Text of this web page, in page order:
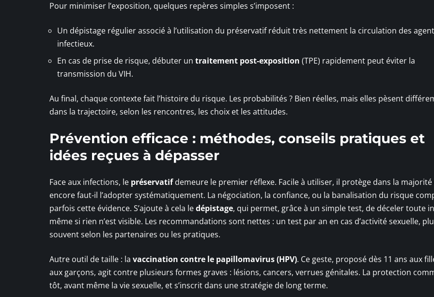
Pour minimiser l’exposition, quelques repères simples s’imposent :
Un dépistage régulier associé à l’utilisation du préservatif réduit très nettement la circulation des
infectieux.
En cas de prise de risque, débuter un traitement post-exposition (TPE) rapidement peut éviter la
transmission du VIH.
Au final, chaque contexte fait l’histoire du risque. Les probabilités ? Bien réelles, mais elles pèsent
dans la trajectoire, selon les rencontres, les choix et les attitudes.
Prévention efficace : méthodes, conseils pratiques et
idées reçues à dépasser
Face aux infections, le préservatifdemeure le premier réflexe. Facile à utiliser, il protège dans la majorité
encore faut-il l’adopter systématiquement. La négociation, la confiance, ou la banalisation du risque
parfois cette évidence. S’ajoute à cela ledépistage, qui permet, grâce à un simple test, de déceler toute
même si rien n’est visible. Les recommandations sont nettes : un test par an en cas d’activité sexuelle,
souvent selon les partenaires ou les pratiques.
Autre outil de taille : la vaccination contre le papillomavirus (HPV). Ce geste, proposé dès 11 ans aux
aux garçons, agit contre plusieurs formes graves : lésions, cancers, verrues génitales. La protection
tôt, avant même la vie sexuelle, et s’inscrit dans une stratégie de long terme.